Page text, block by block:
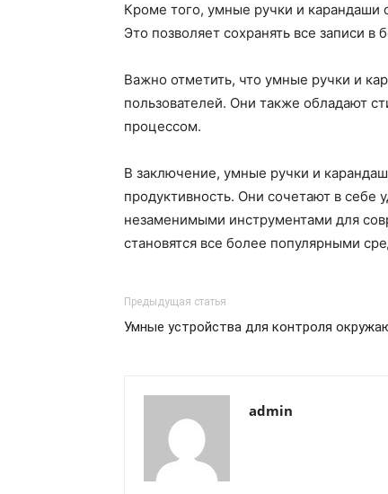
Кроме того, умные ручки и
Это позволяет сохранять все записи
Важно отметить, что умные ручки и
пользователей. Они также обладают
процессом.
В заключение, умные ручки и
продуктивность. Они сочетают в себе
незаменимыми инструментами для
становятся все более популярными
Предыдущая статья
Умные устройства для контроля
admin